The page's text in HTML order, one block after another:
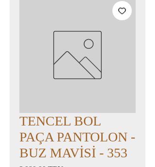
TENCEL BOL
PAÇA PANTOLON -
BUZ MAVİSİ - 353